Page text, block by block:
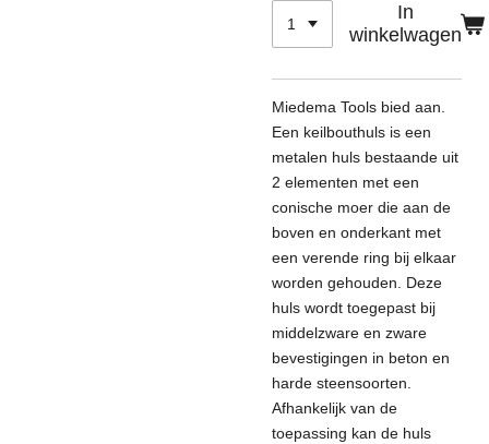
In
winkelwagen
Miedema Tools bied aan.
Een keilbouthuls is een
metalen huls bestaande uit
2 elementen met een
conische moer die aan de
boven en onderkant met
een verende ring bij elkaar
worden gehouden. Deze
huls wordt toegepast bij
middelzware en zware
bevestigingen in beton en
harde steensoorten.
Afhankelijk van de
toepassing kan de huls